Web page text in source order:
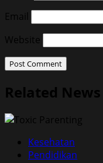
Email
Website
Related News
Kesehatan
Pendidikan